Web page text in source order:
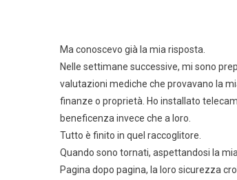
Ma conoscevo già la mia risposta.
Nelle settimane successive, mi sono
valutazioni mediche che provavano la
finanze o proprietà. Ho installato
beneficenza invece che a loro.
Tutto è finito in quel raccoglitore.
Quando sono tornati, aspettandosi la
Pagina dopo pagina, la loro sicurezza